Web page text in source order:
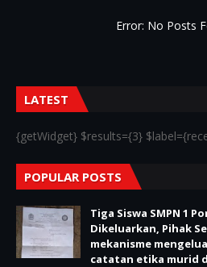
Error: No Posts
LATEST
{getWidget} $results={3}
POPULAR POSTS
Tiga Siswa SMPN 1
Dikeluarkan, Pihak
mekanisme
catatan etika murid